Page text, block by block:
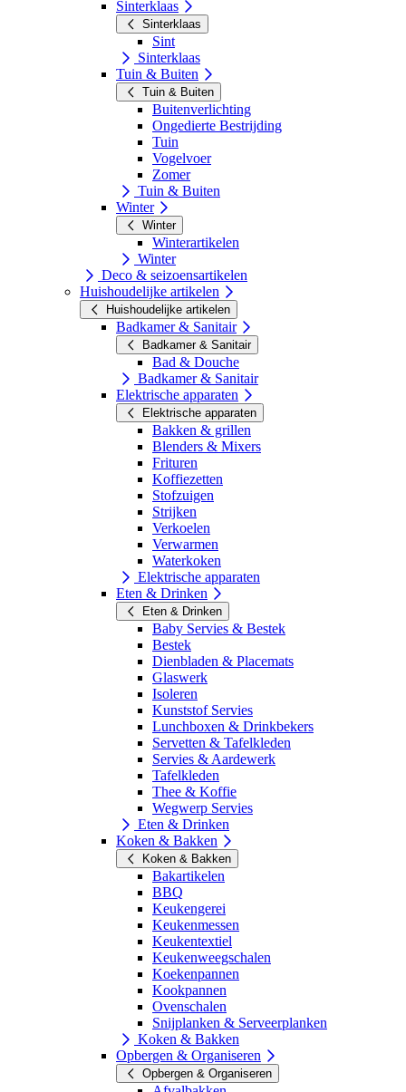
Sinterklaas
Sinterklaas
Sint
Sinterklaas
Tuin & Buiten
Tuin & Buiten
Buitenverlichting
Ongedierte Bestrijding
Tuin
Vogelvoer
Zomer
Tuin & Buiten
Winter
Winter
Winterartikelen
Winter
Deco & seizoensartikelen
Huishoudelijke artikelen
Huishoudelijke artikelen
Badkamer & Sanitair
Badkamer & Sanitair
Bad & Douche
Badkamer & Sanitair
Elektrische apparaten
Elektrische apparaten
Bakken & grillen
Blenders & Mixers
Frituren
Koffiezetten
Stofzuigen
Strijken
Verkoelen
Verwarmen
Waterkoken
Elektrische apparaten
Eten & Drinken
Eten & Drinken
Baby Servies & Bestek
Bestek
Dienbladen & Placemats
Glaswerk
Isoleren
Kunststof Servies
Lunchboxen & Drinkbekers
Servetten & Tafelkleden
Servies & Aardewerk
Tafelkleden
Thee & Koffie
Wegwerp Servies
Eten & Drinken
Koken & Bakken
Koken & Bakken
Bakartikelen
BBQ
Keukengerei
Keukenmessen
Keukentextiel
Keukenweegschalen
Koekenpannen
Kookpannen
Ovenschalen
Snijplanken & Serveerplanken
Koken & Bakken
Opbergen & Organiseren
Opbergen & Organiseren